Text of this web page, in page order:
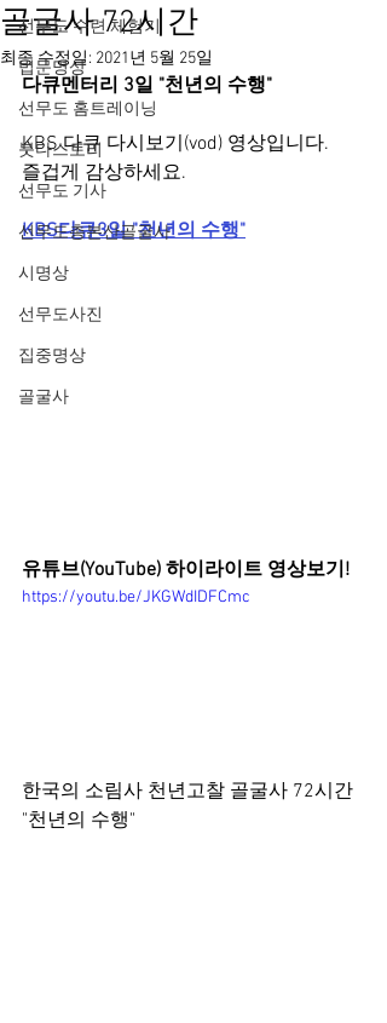
선무도 수련 체험기
법문명상
선무도 홈트레이닝
붓다스토리
선무도 기사
선무도총본산골굴사
시명상
선무도사진
집중명상
골굴사
골굴사 72시간
최종 수정일: 2021년 5월 25일
다큐멘터리 3일 "천년의 수행"
KBS 다큐 다시보기(vod) 영상입니다.
즐겁게 감상하세요.
KBS다큐3일 "천년의 수행"
유튜브(YouTube) 하이라이트 영상보기!
https://youtu.be/JKGWdIDFCmc
한국의 소림사 천년고찰 골굴사 72시간
"천년의 수행"